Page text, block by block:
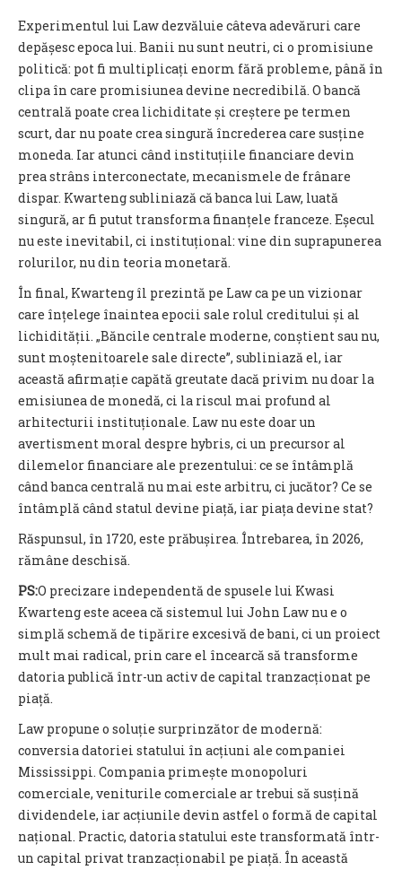
Experimentul lui Law dezvăluie câteva adevăruri care
depășesc epoca lui. Banii nu sunt neutri, ci o promisiune
politică: pot fi multiplicați enorm fără probleme, până în
clipa în care promisiunea devine necredibilă. O bancă
centrală poate crea lichiditate și creștere pe termen
scurt, dar nu poate crea singură încrederea care susține
moneda. Iar atunci când instituțiile financiare devin
prea strâns interconectate, mecanismele de frânare
dispar. Kwarteng subliniază că banca lui Law, luată
singură, ar fi putut transforma finanțele franceze. Eșecul
nu este inevitabil, ci instituțional: vine din suprapunerea
rolurilor, nu din teoria monetară.
În final, Kwarteng îl prezintă pe Law ca pe un vizionar
care înțelege înaintea epocii sale rolul creditului și al
lichidității. „Băncile centrale moderne, conștient sau nu,
sunt moștenitoarele sale directe”, subliniază el, iar
această afirmație capătă greutate dacă privim nu doar la
emisiunea de monedă, ci la riscul mai profund al
arhitecturii instituționale. Law nu este doar un
avertisment moral despre hybris, ci un precursor al
dilemelor financiare ale prezentului: ce se întâmplă
când banca centrală nu mai este arbitru, ci jucător? Ce se
întâmplă când statul devine piață, iar piața devine stat?
Răspunsul, în 1720, este prăbușirea. Întrebarea, în 2026,
rămâne deschisă.
PS:O precizare independentă de spusele lui Kwasi
Kwarteng este aceea că sistemul lui John Law nu e o
simplă schemă de tipărire excesivă de bani, ci un proiect
mult mai radical, prin care el încearcă să transforme
datoria publică într-un activ de capital tranzacționat pe
piață.
Law propune o soluție surprinzător de modernă:
conversia datoriei statului în acțiuni ale companiei
Mississippi. Compania primește monopoluri
comerciale, veniturile comerciale ar trebui să susțină
dividendele, iar acțiunile devin astfel o formă de capital
național. Practic, datoria statului este transformată într-
un capital privat tranzacționabil pe piață. În această